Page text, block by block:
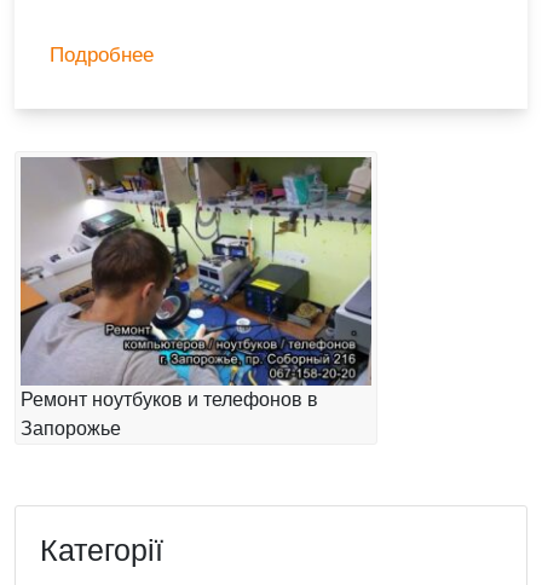
Подробнее
Ремонт ноутбуков и телефонов в
Запорожье
Категорії